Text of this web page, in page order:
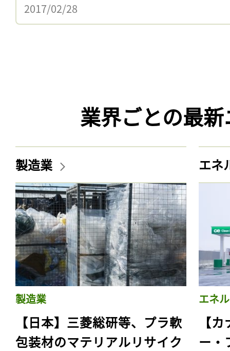
2017/02/28
業界ごとの最
製造業
製造業
【日本】三菱総研等、プラ軟
包装材のマテリアルリサイク
エネ
エネ
【
ー・